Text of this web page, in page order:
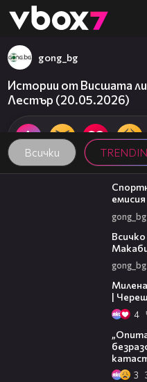
👾
Всички
gong_bg
Истории от Висшата
Лестър (20.05.2026)
04:46
gong_bg
gong_bg
|
4
3